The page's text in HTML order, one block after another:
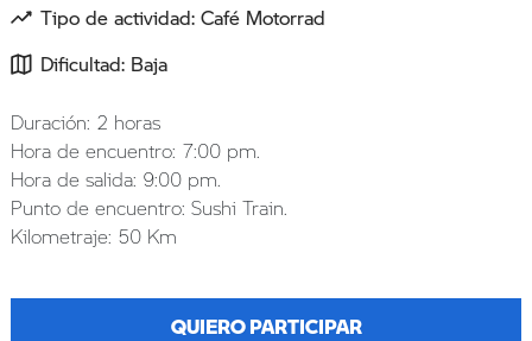
Tipo de actividad: Café Motorrad
Dificultad: Baja
Duración: 2 horas
Hora de encuentro: 7:00 pm.
Hora de salida: 9:00 pm.
Punto de encuentro: Sushi Train.
Kilometraje: 50 Km
QUIERO PARTICIPAR